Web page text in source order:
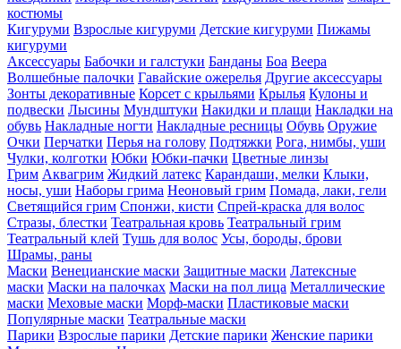
костюмы
Кигуруми Взрослые кигуруми Детские кигуруми Пижамы
кигуруми
Аксессуары Бабочки и галстуки Банданы Боа Веера
Волшебные палочки Гавайские ожерелья Другие аксессуары
Зонты декоративные Корсет с крыльями Крылья Кулоны и
подвески Лысины Мундштуки Накидки и плащи Накладки на
обувь Накладные ногти Накладные ресницы Обувь Оружие
Очки Перчатки Перья на голову Подтяжки Рога, нимбы, уши
Чулки, колготки Юбки Юбки-пачки Цветные линзы
Грим Аквагрим Жидкий латекс Карандаши, мелки Клыки,
носы, уши Наборы грима Неоновый грим Помада, лаки, гели
Светящийся грим Спонжи, кисти Спрей-краска для волос
Стразы, блестки Театральная кровь Театральный грим
Театральный клей Тушь для волос Усы, бороды, брови
Шрамы, раны
Маски Венецианские маски Защитные маски Латексные
маски Маски на палочках Маски на пол лица Металлические
маски Меховые маски Морф-маски Пластиковые маски
Популярные маски Театральные маски
Парики Взрослые парики Детские парики Женские парики